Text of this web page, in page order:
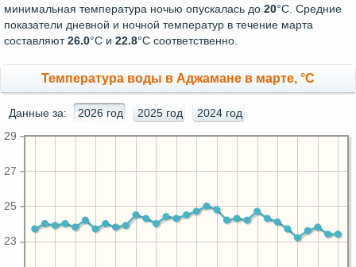
минимальная температура ночью опускалась до 20°C. Средние
показатели дневной и ночной температур в течение марта
составляют26.0°С и 22.8°С соответственно.
Температура воды в Аджамане в марте, °C
Данные за: 2026 год 2025 год 2024 год
23
25
27
29